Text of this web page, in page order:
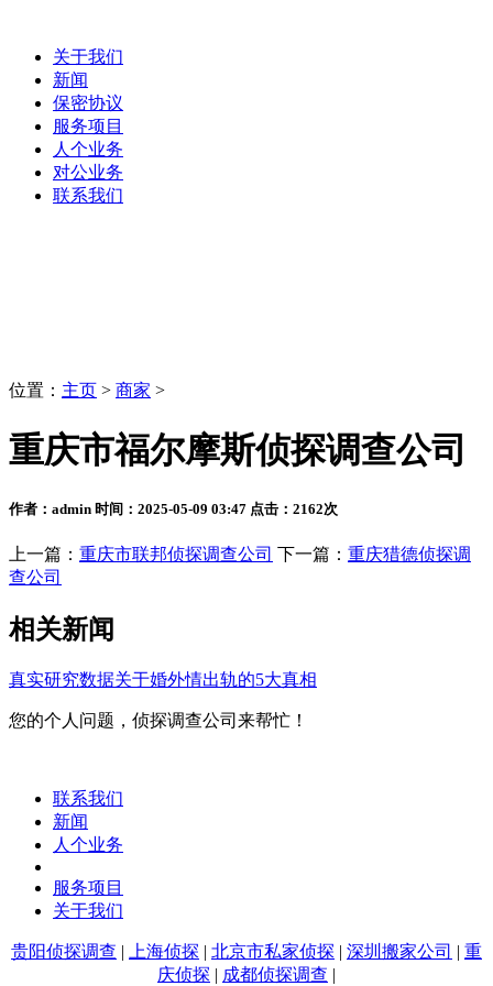
关于我们
新闻
保密协议
服务项目
人个业务
对公业务
联系我们
位置： 主页 > 商家 >
重庆市福尔摩斯侦探调查公司
作者：admin 时间：2025-05-09 03:47 点击：2162次
上一篇： 重庆市联邦侦探调查公司 下一篇： 重庆猎德侦探调
查公司
相关新闻
真实研究数据关于婚外情出轨的5大真相
您的个人问题，侦探调查公司来帮忙！
联系我们
新闻
人个业务
服务项目
关于我们
贵阳侦探调查 | 上海侦探 | 北京市私家侦探 | 深圳搬家公司 | 重
庆侦探 | 成都侦探调查 |